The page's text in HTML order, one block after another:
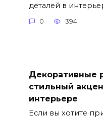
деталей в
0 394
Декоративные
стильный
интерьере
Если вы хотите